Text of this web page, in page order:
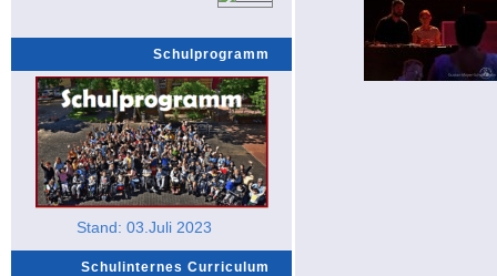
Schulprogramm
Stand: 03.Juli 2023
Schulinternes Curriculum